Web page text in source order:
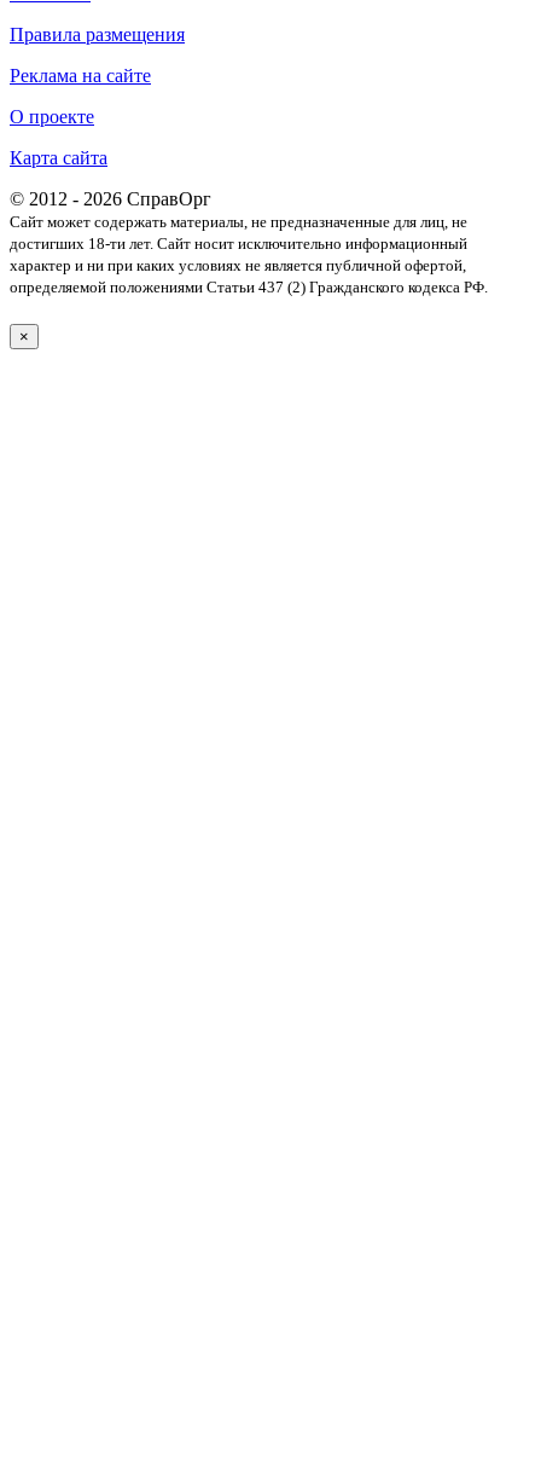
Правила размещения
Реклама на сайте
О проекте
Карта сайта
© 2012 - 2026 СправОрг
Сайт может содержать материалы, не предназначенные для лиц, не
достигших 18-ти лет. Cайт носит исключительно информационный
характер и ни при каких условиях не является публичной офертой,
определяемой положениями Статьи 437 (2) Гражданского кодекса РФ.
×